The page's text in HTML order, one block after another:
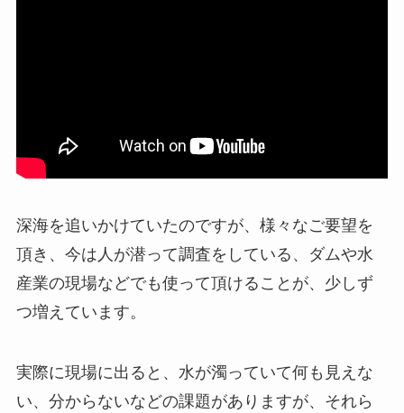
深海を追いかけていたのですが、様々なご要望を
頂き、今は人が潜って調査をしている、ダムや水
産業の現場などでも使って頂けることが、少しず
つ増えています。
実際に現場に出ると、水が濁っていて何も見えな
い、分からないなどの課題がありますが、それら